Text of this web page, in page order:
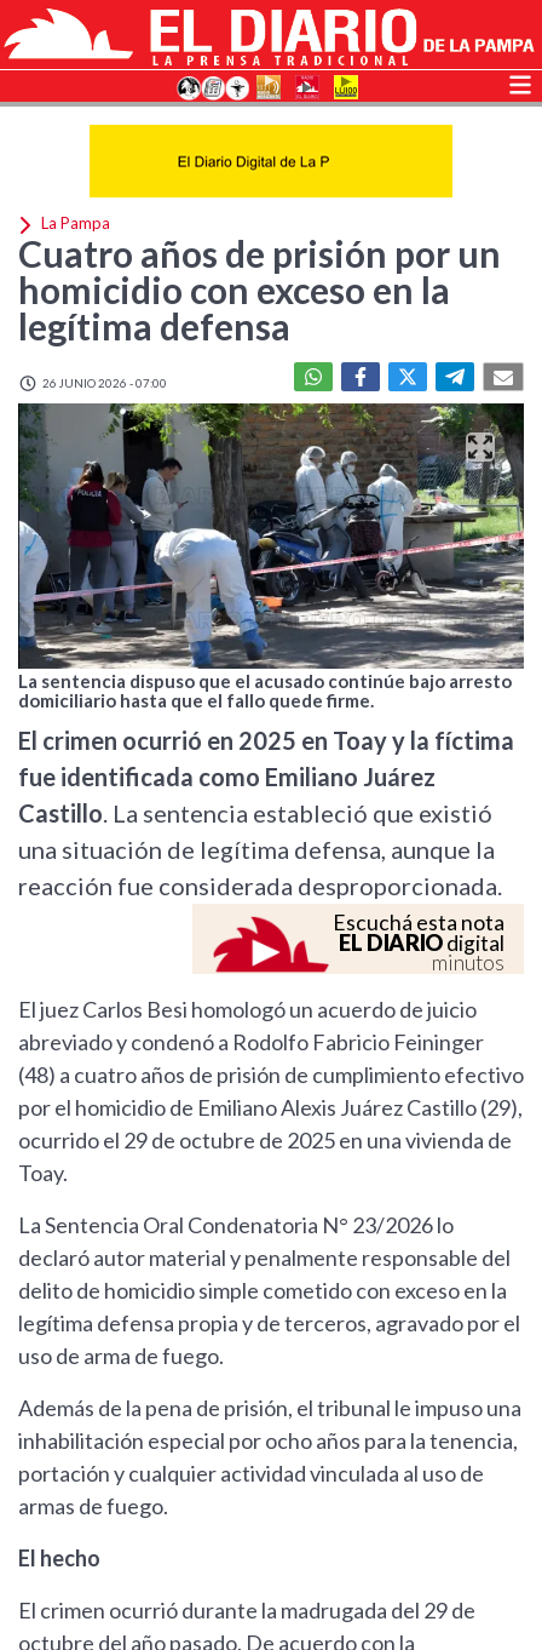
La Pampa
Cuatro años de prisión por un
homicidio con exceso en la
legítima defensa
26 JUNIO 2026 - 07:00
La sentencia dispuso que el acusado continúe bajo arresto
domiciliario hasta que el fallo quede firme.
El crimen ocurrió en 2025 en Toay y la fíctima
fue identificada como Emiliano Juárez
Castillo. La sentencia estableció que existió
una situación de legítima defensa, aunque la
reacción fue considerada desproporcionada.
Escuchá esta nota
EL DIARIOdigital
minutos
El juez Carlos Besi homologó un acuerdo de juicio
abreviado y condenó a Rodolfo Fabricio Feininger
(48) a cuatro años de prisión de cumplimiento efectivo
por el homicidio de Emiliano Alexis Juárez Castillo (29),
ocurrido el 29 de octubre de 2025 en una vivienda de
Toay.
La Sentencia Oral Condenatoria N° 23/2026 lo
declaró autor material y penalmente responsable del
delito de homicidio simple cometido con exceso en la
legítima defensa propia y de terceros, agravado por el
uso de arma de fuego.
Además de la pena de prisión, el tribunal le impuso una
inhabilitación especial por ocho años para la tenencia,
portación y cualquier actividad vinculada al uso de
armas de fuego.
El hecho
El crimen ocurrió durante la madrugada del 29 de
octubre del año pasado. De acuerdo con la